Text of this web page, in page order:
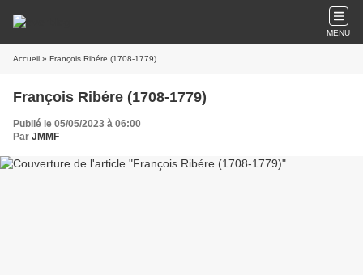
MENU
Accueil » François Ribére (1708-1779)
François Ribére (1708-1779)
Publié le 05/05/2023 à 06:00
Par JMMF